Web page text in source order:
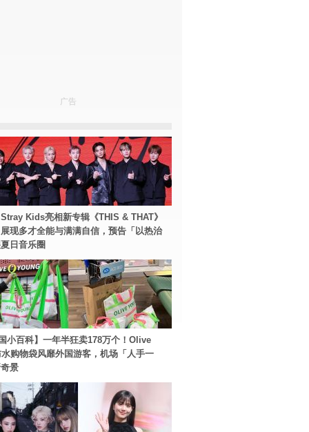
广告
Kids亮相新专辑《THIS & THAT》
现多才全能与满满自信，预告「以热治
日音乐圈
小百科】一年半狂卖178万个！Olive
购物袋风靡外国游客，机场「人手一
景